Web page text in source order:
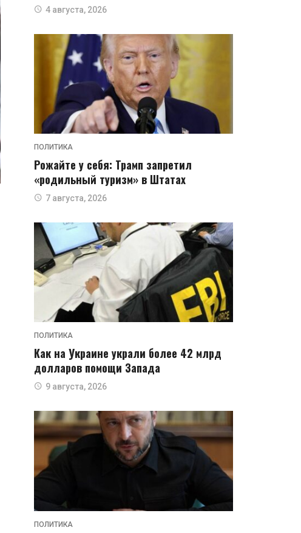
4 августа, 2026
ПОЛИТИКА
Рожайте у себя: Трамп запретил
«родильный туризм» в Штатах
7 августа, 2026
ПОЛИТИКА
Как на Украине украли более 42 млрд
долларов помощи Запада
9 августа, 2026
ПОЛИТИКА